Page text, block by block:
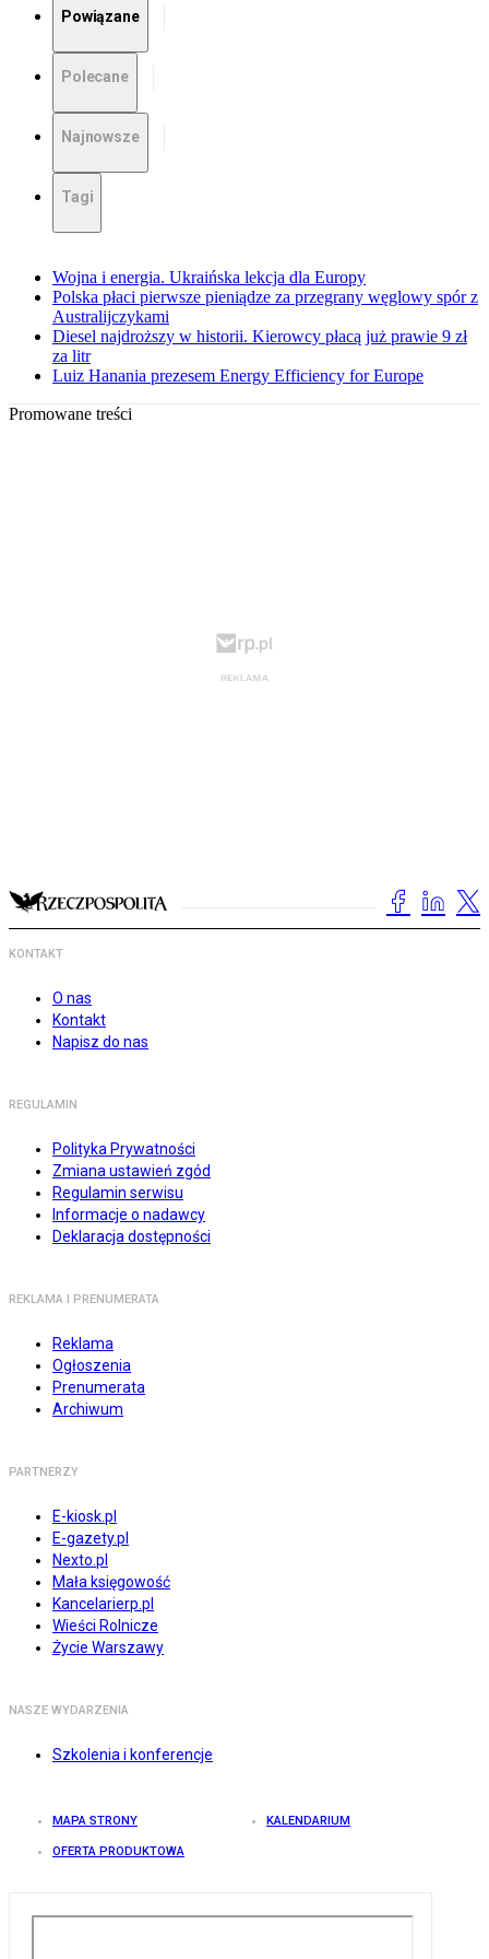
Powiązane
Polecane
Najnowsze
Tagi
Wojna i energia. Ukraińska lekcja dla Europy
Polska płaci pierwsze pieniądze za przegrany węglowy spór z
Australijczykami
Diesel najdroższy w historii. Kierowcy płacą już prawie 9 zł
za litr
Luiz Hanania prezesem Energy Efficiency for Europe
Promowane treści
KONTAKT
O nas
Kontakt
Napisz do nas
REGULAMIN
Polityka Prywatności
Zmiana ustawień zgód
Regulamin serwisu
Informacje o nadawcy
Deklaracja dostępności
REKLAMA I PRENUMERATA
Reklama
Ogłoszenia
Prenumerata
Archiwum
PARTNERZY
E-kiosk.pl
E-gazety.pl
Nexto.pl
Mała księgowość
Kancelarierp.pl
Wieści Rolnicze
Życie Warszawy
NASZE WYDARZENIA
Szkolenia i konferencje
MAPA STRONY KALENDARIUM
OFERTA PRODUKTOWA